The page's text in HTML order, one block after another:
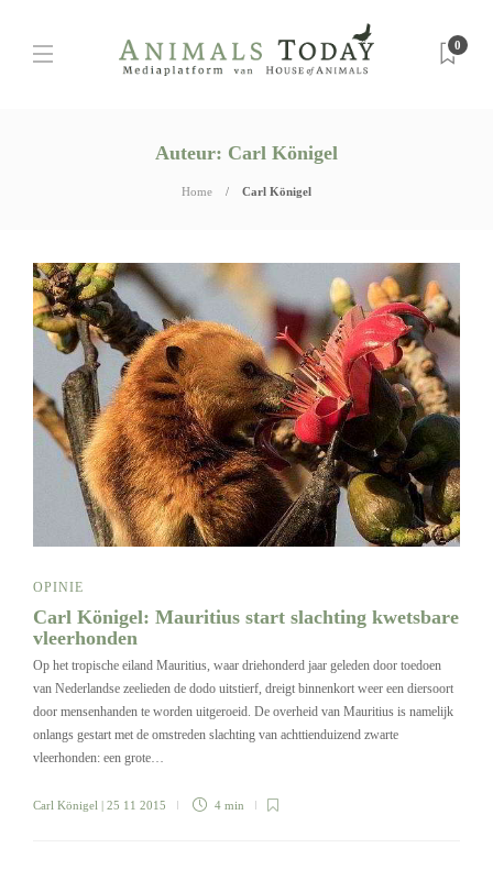
0
Auteur: Carl Königel
Home Carl Königel
OPINIE
Carl Königel: Mauritius start slachting kwetsbare
vleerhonden
Op het tropische eiland Mauritius, waar driehonderd jaar geleden door toedoen
van Nederlandse zeelieden de dodo uitstierf, dreigt binnenkort weer een diersoort
door mensenhanden te worden uitgeroeid. De overheid van Mauritius is namelijk
onlangs gestart met de omstreden slachting van achttienduizend zwarte
vleerhonden: een grote…
Carl Königel | 25 11 2015 4 min